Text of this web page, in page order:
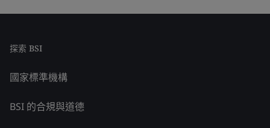
探索 BSI
國家標準機構
BSI 的合規與道德